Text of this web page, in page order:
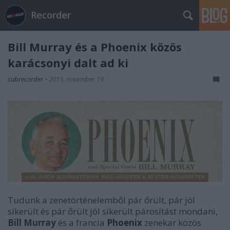
Recorder
Bill Murray és a Phoenix közös
karácsonyi dalt ad ki
subrecorder • 2015. november 19.
Tudunk a zenetörténelemből pár őrült, pár jól
sikerült és pár őrült jól sikerült párosítást mondani,
Bill Murray és a francia Phoenix zenekar közös